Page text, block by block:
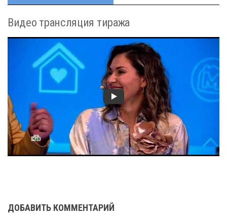
Видео трансляция тиража
ДОБАВИТЬ КОММЕНТАРИЙ